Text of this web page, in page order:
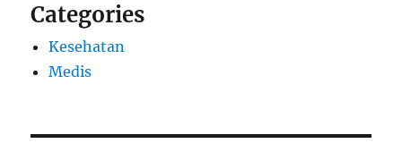
Categories
Kesehatan
Medis